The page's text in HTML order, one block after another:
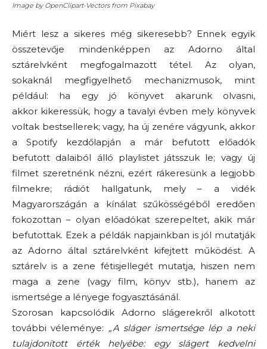
Image by OpenClipart-Vectors from Pixabay
Miért lesz a sikeres még sikeresebb? Ennek egyik
összetevője mindenképpen az
Adorno
által
sztárelvként megfogalmazott tétel.
Az olyan,
sokaknál megfigyelhető
mechanizmusok, mint
például:
ha egy jó könyvet akarunk olvasni,
akkor kikeressük, hogy a tavalyi évben mely könyvek
voltak bestsellerek; vagy, ha új zenére vágyunk, akkor
a
Spotify
kezdőlapján a már befutott előadók
befutott dalaiból álló playlistet játsszuk le; vagy új
filmet szeretnénk nézni, ezért rákeresünk a legjobb
filmekre;
rádiót hallgatunk, mely – a vidék
Magyarországán a kínálat szűkösségéből eredően
fokozottan – olyan előadókat szerepeltet, akik már
befutottak. Ezek a példák napjainkban is jól mutatják
az Adorno által sztárelvként kifejtett működést. A
sztárelv is a zene fétisjellegét mutatja, hiszen nem
maga a zene
(vagy film, könyv stb.),
hanem az
ismertsége a lényege fogyasztásánál.
Szorosan kapcsolódik
Adorno
slágerekről alkotott
további véleménye: „A sláger ismertsége lép a neki
tulajdonított érték helyébe: egy slágert kedvelni